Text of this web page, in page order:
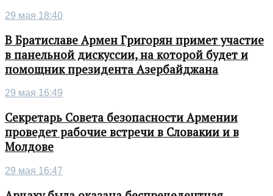
29 мая 18:40
В Братиславе Армен Григорян примет участие
в панельной дискуссии, на которой будет и
помощник президента Азербайджана
29 мая 16:49
Секретарь Совета безопасности Армении
проведет рабочие встречи в Словакии и в
Молдове
29 мая 16:47